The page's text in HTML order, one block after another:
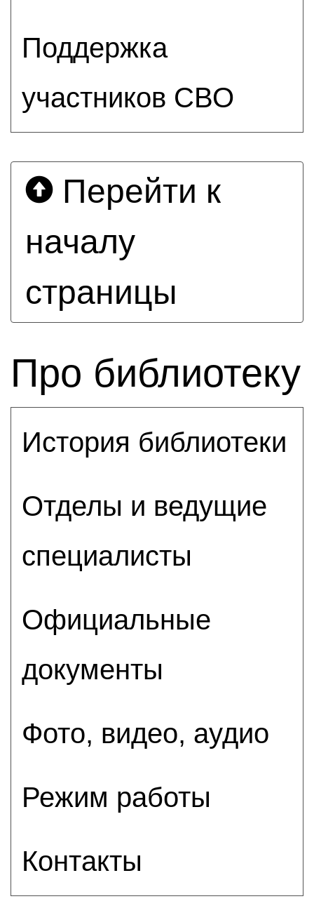
Поддержка
участников СВО
Перейти к
началу
страницы
Про библиотеку
История библиотеки
Отделы и ведущие
специалисты
Официальные
документы
Фото, видео, аудио
Режим работы
Контакты